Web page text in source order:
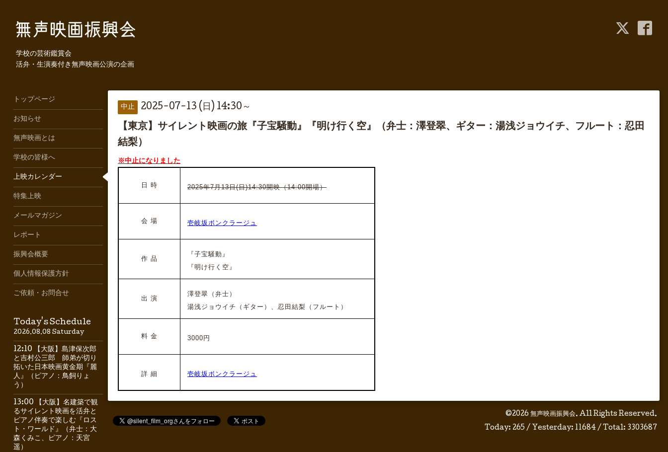
学校の芸術鑑賞会
活弁・生演奏付き無声映画公演の企画
中止 2025-07-13 (日) 14:30～
【東京】サイレント映画の旅『子宝騒動』『明け行く空』（弁士：澤登翠、ギター：湯浅ジョウイチ、フルート：忍田
結梨）
※中止になりました
日 時 2025年7月13日(日)14:30開映（14:00開場）
会 場 壱岐坂ボンクラージュ
作 品
『子宝騒動』
『明け行く空』
出 演
澤登翠（ 弁士）
湯浅ジョウイチ（ギター）、忍田結梨 （フルート）
料 金 3000円
詳 細 壱岐坂ボンクラージュ
©2026 無声映画振興会. All Rights Reserved.
Today: 265 / Yesterday: 11684 / Total: 3303687
トップページ
お知らせ
無声映画とは
学校の皆様へ
上映カレンダー
特集上映
メールマガジン
レポート
振興会概要
個人情報保護方針
ご依頼・お問合せ
Today's Schedule
2026.08.08 Saturday
12:10 【大阪】島津保次郎
と吉村公三郎 師弟が切り
拓いた日本映画黄金期『麗
人』（ピアノ：鳥飼りょ
う）
13:00 【大阪】名建築で観
るサイレント映画を活弁と
ピアノ伴奏で楽しむ『ロス
ト・ワールド』（弁士：大
森くみこ、ピアノ：天宮
遥）